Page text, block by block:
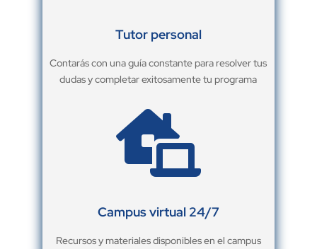
Tutor personal
Contarás con una guía constante para resolver tus
dudas y completar exitosamente tu programa

Campus virtual 24/7
Recursos y materiales disponibles en el campus